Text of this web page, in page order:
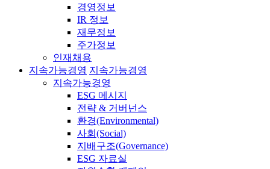
경영정보
IR 정보
재무정보
주가정보
인재채용
지속가능경영 지속가능경영
지속가능경영
ESG 메시지
전략 & 거버넌스
환경(Environmental)
사회(Social)
지배구조(Governance)
ESG 자료실